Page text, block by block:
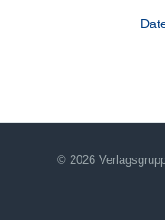
© 2026